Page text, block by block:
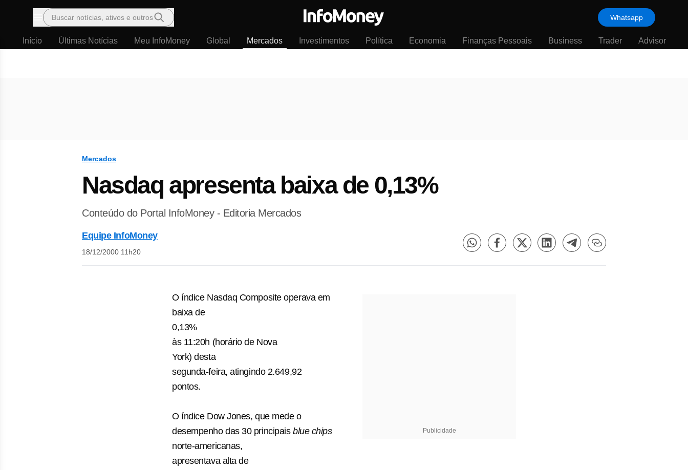
Menu
Buscar notícias, ativos e outros Whatsapp
Início Últimas Notícias Meu InfoMoney Global Mercados Investimentos Política Economia Finanças Pessoais Business Trader Advisor
Mercados
Nasdaq apresenta baixa de 0,13%
Conteúdo do Portal InfoMoney - Editoria Mercados
Equipe InfoMoney
18/12/2000 11h20
Publicidade
O índice Nasdaq Composite operava em
baixa de
0,13%
às 11:20h (horário de Nova
York) desta
segunda-feira, atingindo 2.649,92
pontos.
O índice Dow Jones, que mede o
desempenho das 30 principais blue chips
norte-americanas,
apresentava alta de